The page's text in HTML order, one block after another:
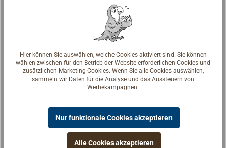
MED- / SOLAS-Zulassung und GL-Zertifizierung nach
Kardanik (siehe weiter unten auf dieser Seite unter
"Downloads & Informationen").
Peilscheibe wird auf (Stahl-)Schiffen für
aus Messing hat einen Skalendurchmesser von 140
bzw. 160 mm und eine vollkreisige Gradmarkierung.
Diese kann arretiert werden, um den Kompasskurs
Hier können Sie auswählen, welche Cookies aktiviert sind. Sie können
wählen zwischen für den Betrieb der Website erforderlichen Cookies und
zusätzlichen Marketing-Cookies. Wenn Sie alle Cookies auswählen,
sammeln wir Daten für die Analyse und das Aussteuern von
Werbekampagnen.
Nur funktionale Cookies akzeptieren
Alle Cookies akzeptieren